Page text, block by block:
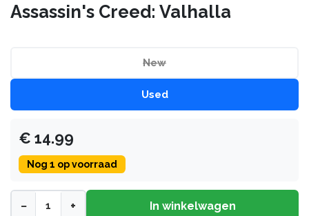
Assassin's Creed: Valhalla
New
Used
€ 14.99
Nog 1 op voorraad
− + In winkelwagen